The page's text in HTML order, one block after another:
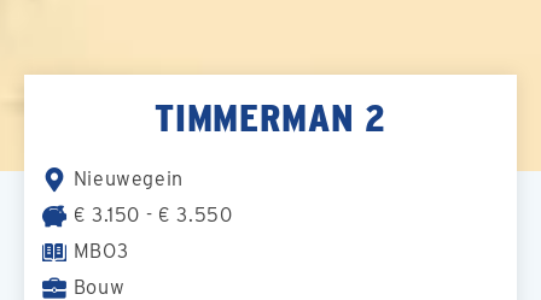
TIMMERMAN 2
Nieuwegein
€ 3.150 - € 3.550
MBO3
Bouw